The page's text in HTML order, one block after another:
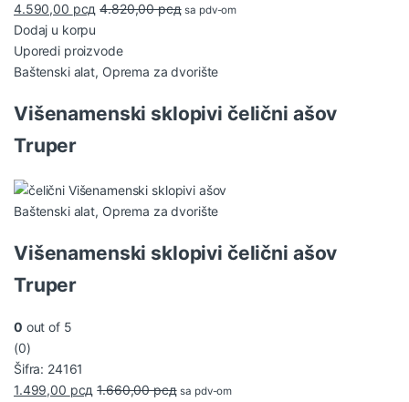
4.590,00 рсд 4.820,00рсд sa pdv-om
Dodaj u korpu
Uporedi proizvode
Baštenski alat, Oprema za dvorište
Višenamenski sklopivi čelični ašov
Truper
Baštenski alat, Oprema za dvorište
Višenamenski sklopivi čelični ašov
Truper
0 out of 5
(0)
Šifra: 24161
1.499,00 рсд 1.660,00рсд sa pdv-om